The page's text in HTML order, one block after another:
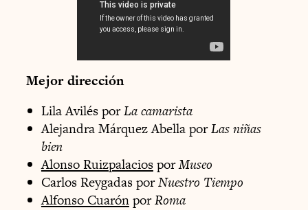
Mejor dirección
Lila Avilés porLa camarista
Alejandra Márquez Abella porLas niñas
bien
Alonso RuizpalaciosporMuseo
Carlos Reygadas porNuestro Tiempo
Alfonso CuarónporRoma